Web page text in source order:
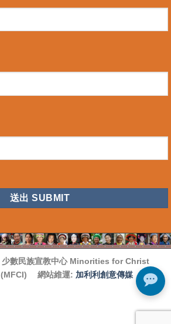
少數民族宣教中心 Minorities for Christ
網站維運: 加利利創意傳媒